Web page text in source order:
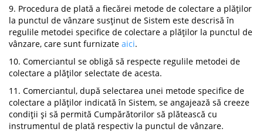
9. Procedura de plată a fiecărei metode de colectare a plăților
la punctul de vânzare susținut de Sistem este descrisă în
regulile metodei specifice de colectare a plăților la punctul de
vânzare, care sunt furnizate aici.
10. Comerciantul se obligă să respecte regulile metodei de
colectare a plăților selectate de acesta.
11. Comerciantul, după selectarea unei metode specifice de
colectare a plăților indicată în Sistem, se angajează să creeze
condiții și să permită Cumpărătorilor să plătească cu
instrumentul de plată respectiv la punctul de vânzare.